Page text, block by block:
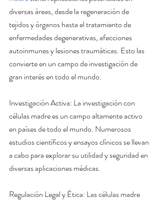
diversas áreas, desde la regeneración de
tejidos y órganos hasta el tratamiento de
enfermedades degenerativas, afecciones
autoinmunes y lesiones traumáticas. Esto las
convierte en un campo de investigación de
gran interés en todo el mundo.
Investigación Activa: La investigación con
células madre es un campo altamente activo
en países de todo el mundo. Numerosos
estudios científicos y ensayos clínicos se llevan
a cabo para explorar su utilidad y seguridad en
diversas aplicaciones médicas.
Regulación Legal y Ética: Las células madre